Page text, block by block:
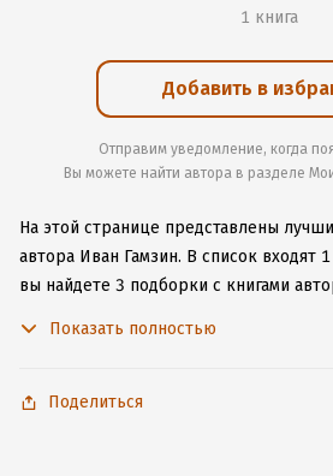
1 книга
Добавить в
Отправим уведомление, когда
Вы можете найти автора в разделе
На этой странице представлены
автора Иван Гамзин. В список входят 1
вы найдете 3 подборки с книгами
не расставаться с любимыми
Показать полностью
Поделиться